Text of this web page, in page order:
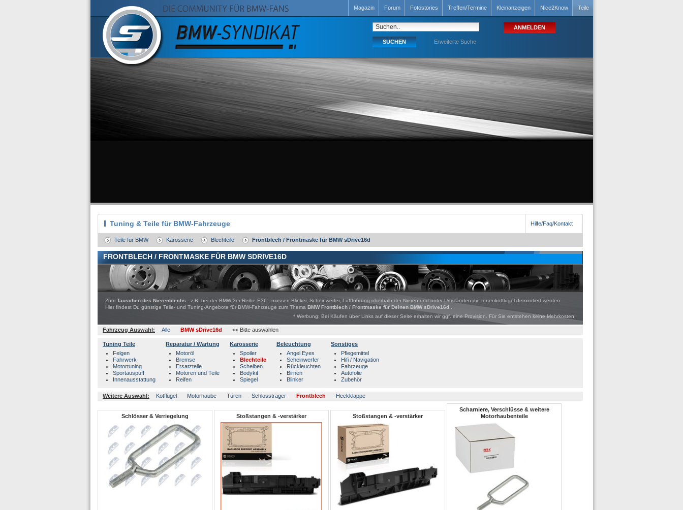
Magazin Forum Fotostories Treffen/Termine Kleinanzeigen Nice2Know Teile
Erweiterte Suche
Tuning & Teile für BMW-Fahrzeuge Hilfe/Faq/Kontakt
Teile für BMW Karosserie Blechteile Frontblech / Frontmaske für BMW sDrive16d
FRONTBLECH / FRONTMASKE FÜR BMW SDRIVE16D
Zum Tauschen des Nierenblechs - z.B. bei der BMW 3er-Reihe E36 - müssen Blinker, Scheinwerfer, Luftführung oberhalb der Nieren und unter Umständen die Innenkotflügel demontiert werden.
Hier findest Du günstige Teile- und Tuning-Angebote für BMW-Fahrzeuge zum Thema BMW Frontblech / Frontmaske für Deinen BMW sDrive16d
* Werbung: Bei Käufen über Links auf dieser Seite erhalten wir ggf. eine Provision. Für Sie entstehen keine Mehrkosten.
Fahrzeug Auswahl: Alle BMW sDrive16d << Bitte auswählen
Tuning Teile
Felgen
Fahrwerk
Motortuning
Sportauspuff
Innenausstattung
Reparatur / Wartung
Motoröl
Bremse
Ersatzteile
Motoren und Teile
Reifen
Karosserie
Spoiler
Blechteile
Scheiben
Bodykit
Spiegel
Beleuchtung
Angel Eyes
Scheinwerfer
Rückleuchten
Birnen
Blinker
Sonstiges
Pflegemittel
Hifi / Navigation
Fahrzeuge
Autofolie
Zubehör
Weitere Auswahl: Kotflügel Motorhaube Türen Schlossträger Frontblech Heckklappe
Schlösser & Verriegelung Stoßstangen & -verstärker Stoßstangen & -verstärker
Scharniere, Verschlüsse & weitere
Motorhaubenteile